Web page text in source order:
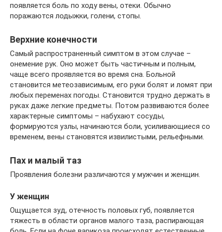
появляется боль по ходу вены, отеки. Обычно
поражаются лодыжки, голени, стопы.
Верхние конечности
Самый распространенный симптом в этом случае –
онемение рук. Оно может быть частичным и полным,
чаще всего проявляется во время сна. Больной
становится метеозависимым, его руки болят и ломят при
любых переменах погоды. Становится трудно держать в
руках даже легкие предметы. Потом развиваются более
характерные симптомы – набухают сосуды,
формируются узлы, начинаются боли, усиливающиеся со
временем, вены становятся извилистыми, рельефными.
Пах и малый таз
Проявления болезни различаются у мужчин и женщин.
У женщин
Ощущается зуд, отечность половых губ, появляется
тяжесть в области органов малого таза, распирающая